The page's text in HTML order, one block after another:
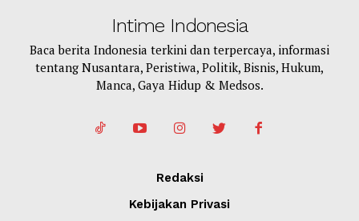
Intime Indonesia
Baca berita Indonesia terkini dan terpercaya, informasi
tentang Nusantara, Peristiwa, Politik, Bisnis, Hukum,
Manca, Gaya Hidup & Medsos.
Redaksi
Kebijakan Privasi